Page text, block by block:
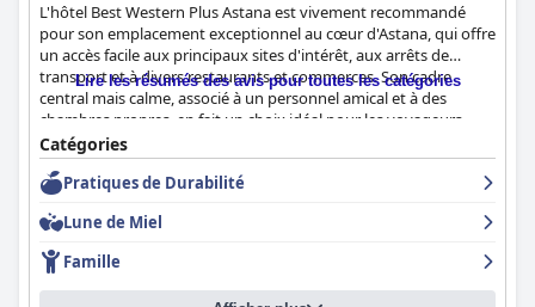
L'hôtel Best Western Plus Astana est vivement recommandé
pour son emplacement exceptionnel au cœur d'Astana, qui offre
un accès facile aux principaux sites d'intérêt, aux arrêts de
transport et à divers restaurants et commerces. Son cadre
central mais calme, associé à un personnel amical et à des
chambres propres, en fait un choix idéal pour les voyageurs
d'affaires et de loisirs.
Le petit-déjeuner à l'hôtel est généralement bien accueilli pour
du matin et des plats locaux. Les clients apprécient la diversité
de la sélection et la nature copieuse des offres, bien que certains
suggèrent qu'une plus grande variété pourrait améliorer
l'expérience. L'espace petit-déjeuner est réputé pour sa propreté
Lire les résumés des avis pour toutes les catégories
Catégories
Pratiques de Durabilité
Lune de Miel
Famille